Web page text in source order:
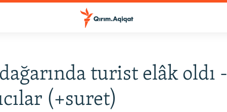
turist elâk oldı -
(+suret)